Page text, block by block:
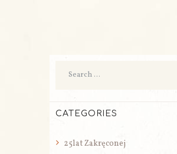
CATEGORIES
25lat Zakręconej